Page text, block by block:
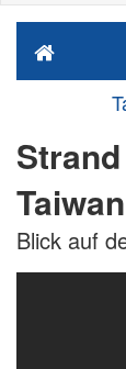
Blick auf